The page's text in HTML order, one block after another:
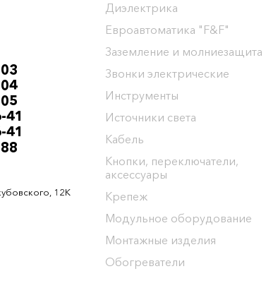
41
41
12К
Диэлектрика
Евроавтоматика "F&F"
Заземление и молниезащита
Звонки электрические
Инструменты
Источники света
Кабель
Кнопки, переключатели,
аксессуары
Крепеж
Модульное оборудование
Монтажные изделия
Обогреватели